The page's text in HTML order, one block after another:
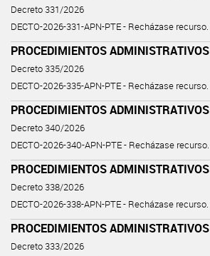
Decreto 331/2026
DECTO-2026-331-APN-PTE - Recházase recurso.
PROCEDIMIENTOS ADMINISTRATIVOS
Decreto 335/2026
DECTO-2026-335-APN-PTE - Recházase recurso.
PROCEDIMIENTOS ADMINISTRATIVOS
Decreto 340/2026
DECTO-2026-340-APN-PTE - Recházase recurso.
PROCEDIMIENTOS ADMINISTRATIVOS
Decreto 338/2026
DECTO-2026-338-APN-PTE - Recházase recurso.
PROCEDIMIENTOS ADMINISTRATIVOS
Decreto 333/2026